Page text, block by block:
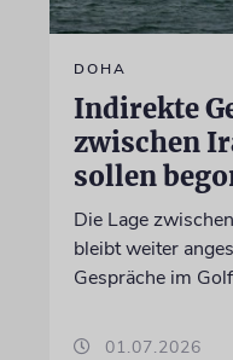
DOHA
Indirekte
zwischen
sollen
Die Lage
bleibt weiter
Gespräche im
01.07.2026